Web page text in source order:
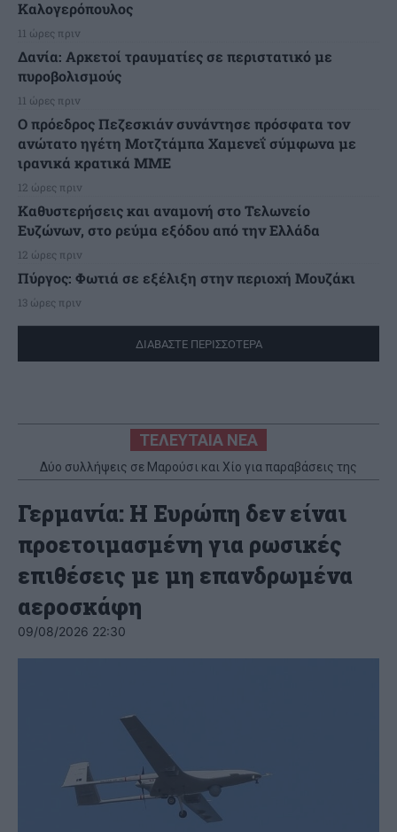
Καλογερόπουλος
11 ώρες πριν
Δανία: Αρκετοί τραυματίες σε περιστατικό με
πυροβολισμούς
11 ώρες πριν
Ο πρόεδρος Πεζεσκιάν συνάντησε πρόσφατα τον
ανώτατο ηγέτη Μοτζτάμπα Χαμενεΐ σύμφωνα με
ιρανικά κρατικά ΜΜΕ
12 ώρες πριν
Καθυστερήσεις και αναμονή στο Τελωνείο
Ευζώνων, στο ρεύμα εξόδου από την Ελλάδα
12 ώρες πριν
Πύργος: Φωτιά σε εξέλιξη στην περιοχή Μουζάκι
13 ώρες πριν
ΔΙΑΒΑΣΤΕ ΠΕΡΙΣΣΟΤΕΡΑ